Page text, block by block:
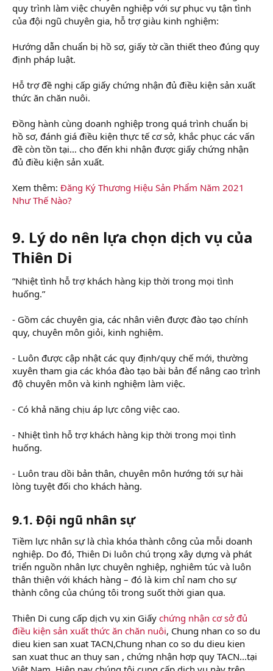
quy trình làm việc chuyên nghiệp với sự phục vụ tận tình
của đội ngũ chuyên gia, hỗ trợ giàu kinh nghiệm:
Hướng dẫn chuẩn bị hồ sơ, giấy tờ cần thiết theo đúng quy
định pháp luật.
Hỗ trợ đề nghị cấp giấy chứng nhận đủ điều kiện sản xuất
thức ăn chăn nuôi.
Đồng hành cùng doanh nghiệp trong quá trình chuẩn bị
hồ sơ, đánh giá điều kiện thực tế cơ sở, khắc phục các vấn
đề còn tồn tại… cho đến khi nhận được giấy chứng nhận
đủ điều kiện sản xuất.
Xem thêm: Đăng Ký Thương Hiệu Sản Phẩm Năm 2021
Như Thế Nào?
9. Lý do nên lựa chọn dịch vụ của
Thiên Di
”Nhiệt tình hỗ trợ khách hàng kịp thời trong mọi tình
huống.”
- Gồm các chuyên gia, các nhân viên được đào tạo chính
quy, chuyên môn giỏi, kinh nghiệm.
- Luôn được cập nhật các quy định/quy chế mới, thường
xuyên tham gia các khóa đào tạo bài bản để nâng cao trình
độ chuyên môn và kinh nghiệm làm việc.
- Có khả năng chịu áp lực công việc cao.
- Nhiệt tình hỗ trợ khách hàng kịp thời trong mọi tình
huống.
- Luôn trau dồi bản thân, chuyên môn hướng tới sự hài
lòng tuyệt đối cho khách hàng.
9.1. Đội ngũ nhân sự
Tiềm lực nhân sự là chìa khóa thành công của mỗi doanh
nghiệp. Do đó, Thiên Di luôn chú trọng xây dựng và phát
triển nguồn nhân lực chuyên nghiệp, nghiêm túc và luôn
thân thiện với khách hàng – đó là kim chỉ nam cho sự
thành công của chúng tôi trong suốt thời gian qua.
Thiên Di cung cấp dịch vụ xin Giấy chứng nhận cơ sở đủ
điều kiện sản xuất thức ăn chăn nuôi, Chung nhan co so du
dieu kien san xuat TACN,Chung nhan co so du dieu kien
san xuat thuc an thuy san , chứng nhận hợp quy TACN...tại